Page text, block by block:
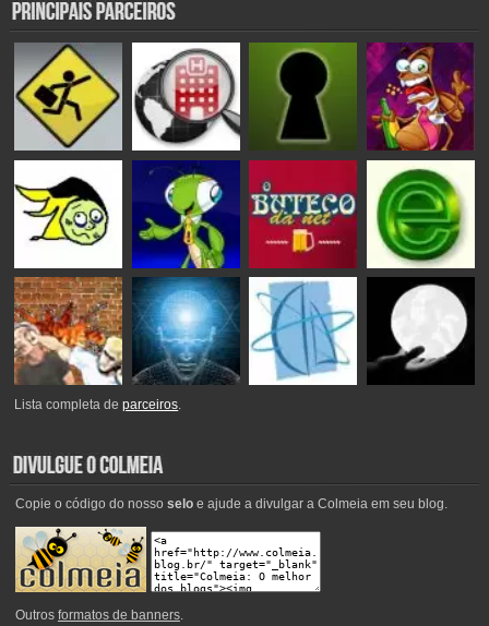
Lista completa deparceiros.
Copie o código do nosso seloe ajude a divulgar a Colmeia em seu blog.
Outros formatos de banners.